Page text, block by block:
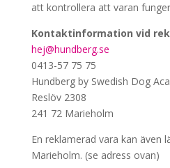
att kontrollera att varan
Kontaktinformation vid
hej@hundberg.se
0413-57 75 75
Hundberg by Swedish Dog
Reslöv 2308
241 72 Marieholm
En reklamerad vara kan även
Marieholm. (se adress ovan)